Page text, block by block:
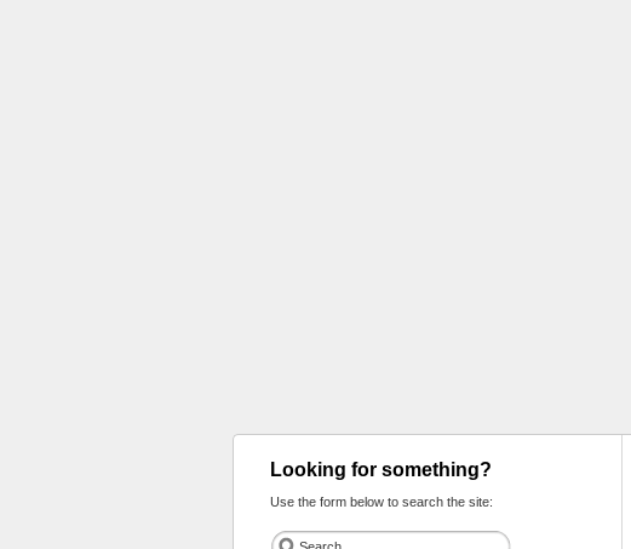
Looking for something?
Use the form below to search the site: